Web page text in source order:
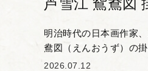
芦雪江 鴛鴦図
明治時代の日本画作家
鴦図（えんおうず）の
ただきました。 こちら
2026.07.12